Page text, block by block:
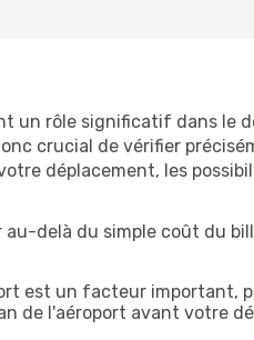
un rôle significatif dans le
crucial de vérifier
déplacement, les
delà du simple coût du
est un facteur important,
de l'aéroport avant votre